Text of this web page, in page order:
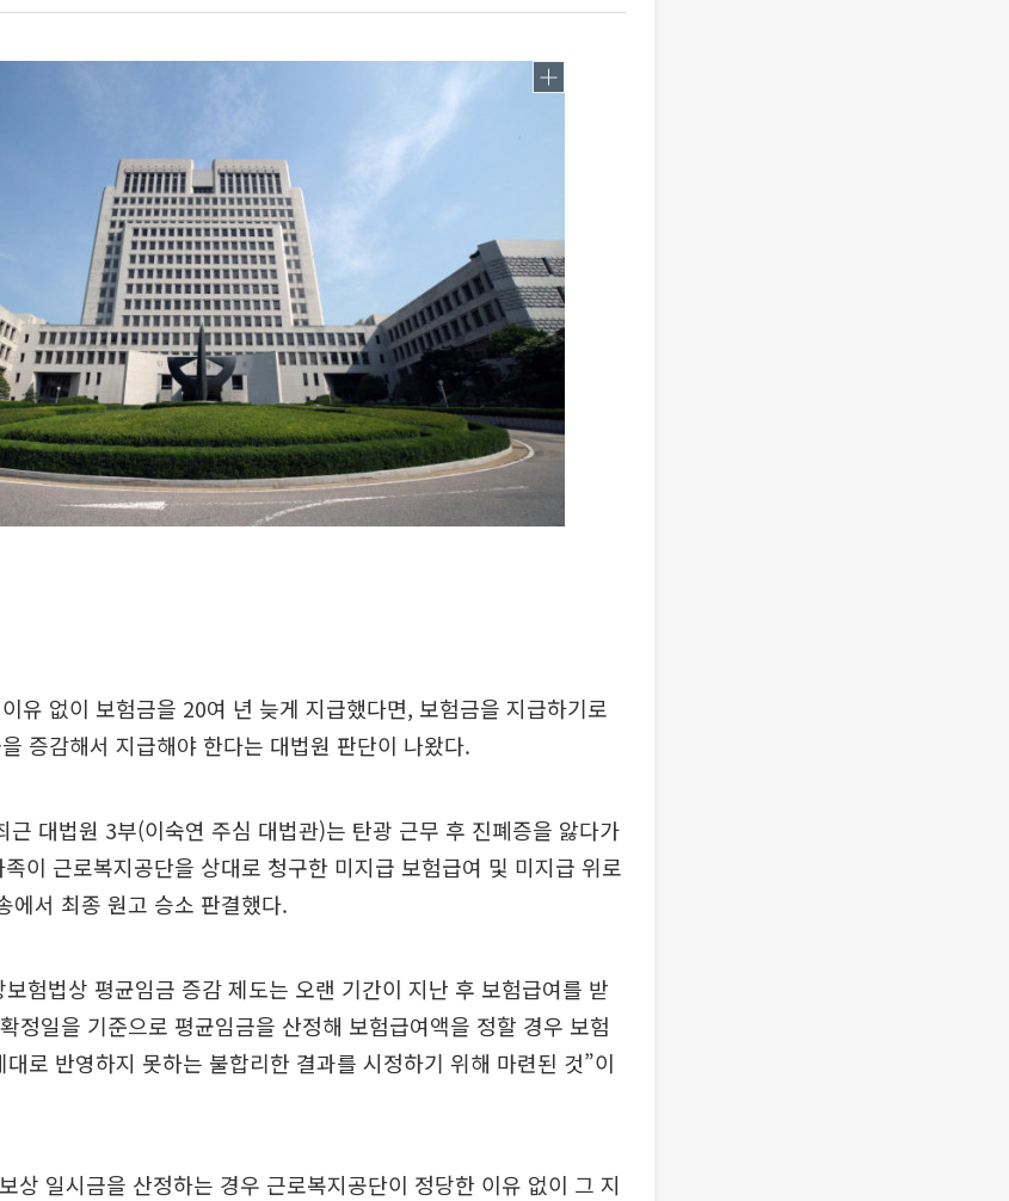
유 없이 보험금을 20여 년 늦게 지급했다면, 보험금을 지급하기로
증감해서 지급해야 한다는 대법원 판단이 나왔다.
근 대법원 3부(이숙연 주심 대법관)는 탄광 근무 후 진폐증을 앓다가
이 근로복지공단을 상대로 청구한 미지급 보험급여 및 미지급 위로
에서 최종 원고 승소 판결했다.
험법상 평균임금 증감 제도는 오랜 기간이 지난 후 보험급여를 받
정일을 기준으로 평균임금을 산정해 보험급여액을 정할 경우 보험
로 반영하지 못하는 불합리한 결과를 시정하기 위해 마련된 것”이
상 일시금을 산정하는 경우 근로복지공단이 정당한 이유 없이 그 지